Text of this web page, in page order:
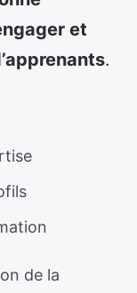
et
.
de la